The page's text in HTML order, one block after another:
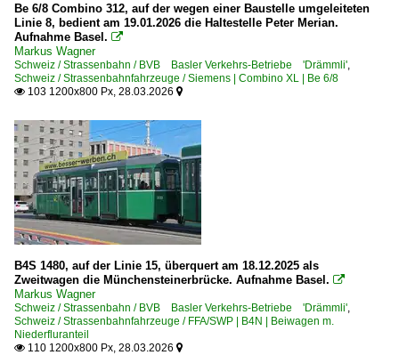
Be 6/8 Combino 312, auf der wegen einer Baustelle umgeleiteten
Linie 8, bedient am 19.01.2026 die Haltestelle Peter Merian.
Aufnahme Basel. 
Markus Wagner
Schweiz / Strassenbahn / BVB Basler Verkehrs-Betriebe 'Drämmli',
Schweiz / Strassenbahnfahrzeuge / Siemens | Combino XL | Be 6/8
 103 1200x800 Px, 28.03.2026 
B4S 1480, auf der Linie 15, überquert am 18.12.2025 als
Zweitwagen die Münchensteinerbrücke. Aufnahme Basel. 
Markus Wagner
Schweiz / Strassenbahn / BVB Basler Verkehrs-Betriebe 'Drämmli',
Schweiz / Strassenbahnfahrzeuge / FFA/SWP | B4N | Beiwagen m.
Niederfluranteil
 110 1200x800 Px, 28.03.2026 